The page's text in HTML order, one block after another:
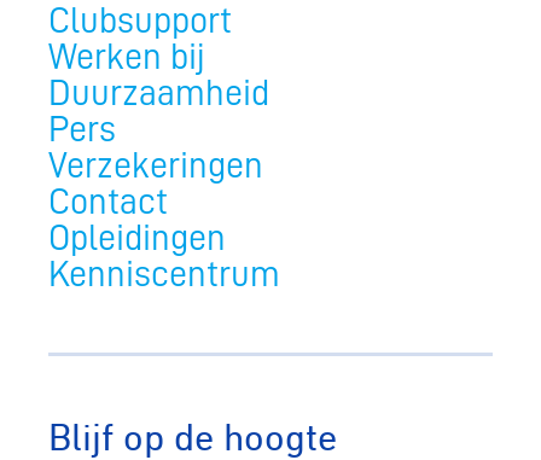
Clubsupport
Werken bij
Duurzaamheid
Pers
Verzekeringen
Contact
Opleidingen
Kenniscentrum
Blijf op de hoogte